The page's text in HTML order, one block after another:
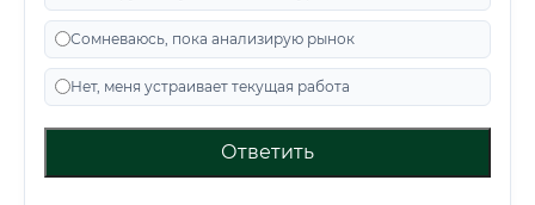
Сомневаюсь, пока анализирую рынок
Нет, меня устраивает текущая работа
Ответить